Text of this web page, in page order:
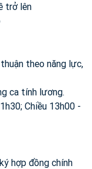
trở lên
theo năng lực,
ca tính lương.
Chiều 13h00 -
hợp đồng chính